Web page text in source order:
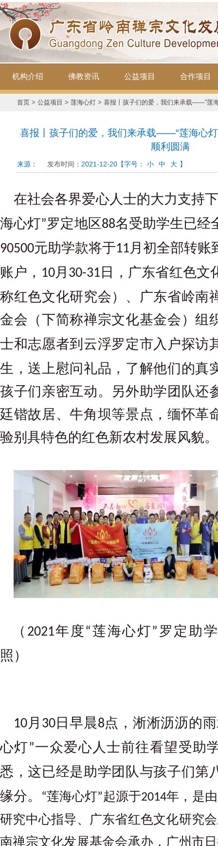
机构介绍 佛教资讯 公益项目 合作项目
首页 > 公益项目 > 莲海心灯 > 喜报丨孩子们的爱，我们来承载——“莲
喜报丨孩子们的爱，我们来承载——“莲海心
顺利圆满
来源： 发布时间： 2021-12-20 【字号： 小 中 大 】
在社会各界爱心人士的大力支持
海心灯”罗定地区88名受助学生已经
90500元助学款将于11 月初全部转账
账户， 10月 30-31 日，广东省红色文
称红色文化研究会）、广东省岭南
金会（下简称禅宗文化基金会）组
士和志愿者到云浮罗定市入户探访
生，送上慰问礼品，了解他们的真
孩子们亲密互动。另外助学团队还
廷锴故居、牛角坝等景点，缅怀革
验别具特色的红色新农村发展风貌。
（ 2021年度“莲海心灯” 罗定助
照）
10 月 30日早晨8点，淅淅沥沥的
心灯”一众爱心人士前往看望受助
悉，这已经是助学团队与孩子们第
缘分。
“莲海心灯”起源于2014年，是
研究中心指导、广东省红色文化研究
南禅宗文化发展基金会承办，广州市